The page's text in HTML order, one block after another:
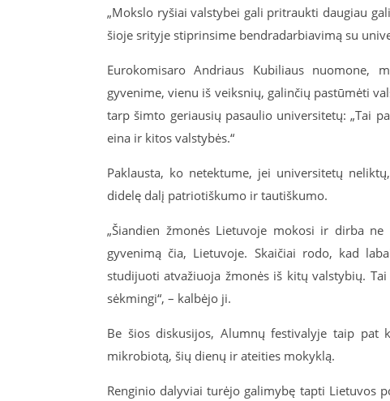
„Mokslo ryšiai valstybei gali pritraukti daugiau
šioje srityje stiprinsime bendradarbiavimą su
Eurokomisaro Andriaus Kubiliaus nuomone,
gyvenime, vienu iš veiksnių, galinčių pastūmėti
tarp šimto geriausių pasaulio universitetų: „Tai
eina ir kitos valstybės.“
Paklausta, ko netektume, jei universitetų
didelę dalį patriotiškumo ir tautiškumo.
„Šiandien žmonės Lietuvoje mokosi ir dirba
gyvenimą čia, Lietuvoje. Skaičiai rodo, kad
studijuoti atvažiuoja žmonės iš kitų valstybių.
sėkmingi“, – kalbėjo ji.
Be šios diskusijos, Alumnų festivalyje taip pat
mikrobiotą, šių dienų ir ateities mokyklą.
Renginio dalyviai turėjo galimybę tapti Lietuvos